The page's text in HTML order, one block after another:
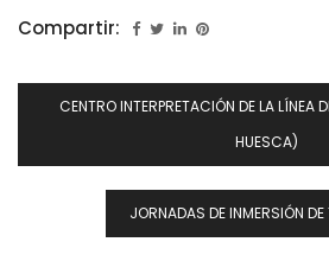
Compartir:
Navegación
CENTRO INTERPRETACIÓN DE LA LÍNEA
HUESCA)
JORNADAS DE INMERSIÓN